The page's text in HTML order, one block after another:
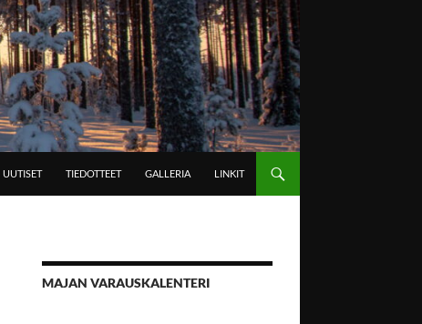
UUTISET TIEDOTTEET GALLERIA LINKIT
MAJAN VARAUSKALENTERI